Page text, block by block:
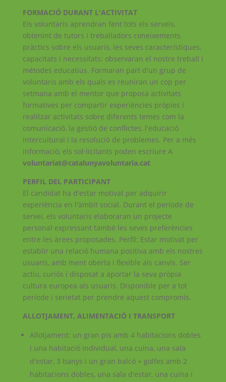
FORMACIÓ DURANT L'ACTIVITAT
Els voluntaris aprendran fent tots els serveis,
obtenint de tutors i treballadors coneixements
pràctics sobre els usuaris, les seves característiques,
capacitats i necessitats; observaran el nostre treball i
mètodes educatius. Formaran part d'un grup de
voluntaris amb els quals es reuniran un cop per
setmana amb el mentor que proposa activitats
formatives per compartir experiències pròpies i
realitzar activitats sobre diferents temes com la
comunicació, la gestió de conflictes, l'educació
intercultural i la resolució de problemes. Per a més
informació, els sol·licitants poden escriure A
voluntariat@catalunyavoluntaria.cat
PERFIL DEL PARTICIPANT
El candidat ha d'estar motivat per adquirir
experiència en l'àmbit social. Durant el període de
servei, els voluntaris elaboraran un projecte
personal expressant també les seves preferències
entre les àrees proposades. Perfil: Estar motivat per
establir una relació humana positiva amb els nostres
usuaris, amb ment oberta i flexible als canvis. Ser
actiu, curiós i disposat a aportar la seva pròpia
cultura europea als usuaris. Disponible per a tot
període i serietat per prendre aquest compromís.
ALLOTJAMENT, ALIMENTACIÓ I TRANSPORT
Allotjament: un gran pis amb 4 habitacions dobles
i una habitació individual, una cuina, una sala
d'estar, 3 banys i un gran balcó + golfes amb 2
habitacions dobles, una sala d'estar, una cuina i